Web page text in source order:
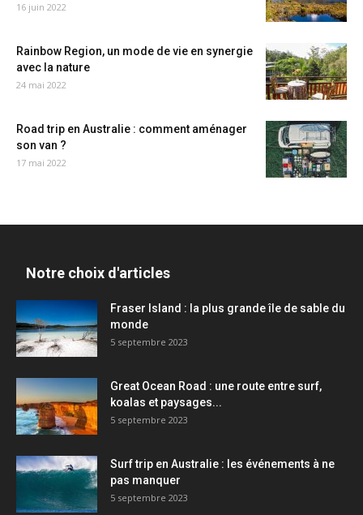
16 juin 2022
Rainbow Region, un mode de vie en synergie
avec la nature
24 mai 2022
Road trip en Australie : comment aménager
son van ?
17 mai 2022
Notre choix d'articles
Fraser Island : la plus grande île de sable du
monde
5 septembre 2023
Great Ocean Road : une route entre surf,
koalas et paysages...
5 septembre 2023
Surf trip en Australie : les événements à ne
pas manquer
5 septembre 2023